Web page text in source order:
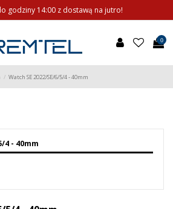
godziny 14:00 z dostawą na jutro!
0
Watch SE 2022/SE/6/5/4 - 40mm
4 - 40mm